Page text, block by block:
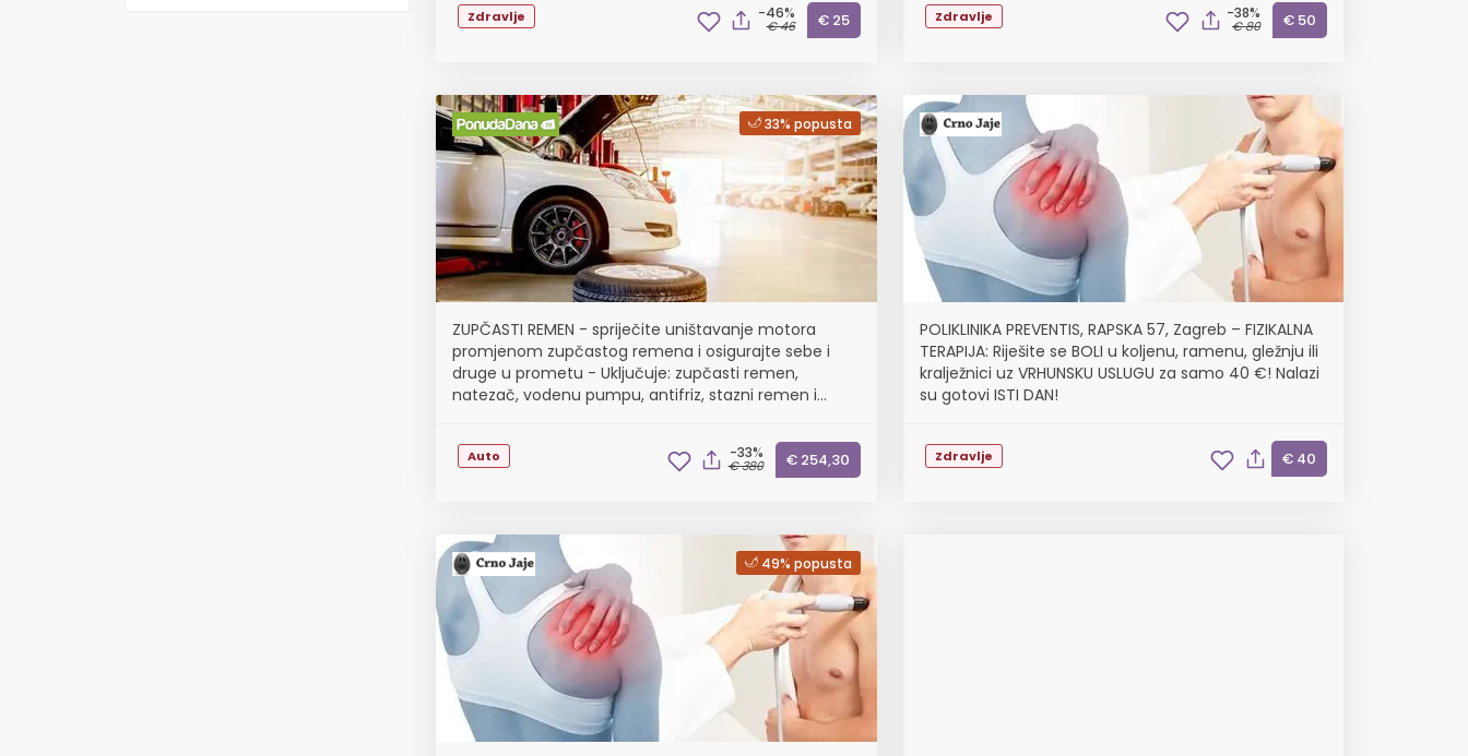
Zdravlje -46%
€ 46 € 25 Zdravlje -38%
€ 80 € 50
33% popusta
ZUPČASTI REMEN - spriječite uništavanje motora
promjenom zupčastog remena i osigurajte sebe i
druge u prometu - Uključuje: zupčasti remen,
natezač, vodenu pumpu, antifriz, stazni remen i
Auto -33%
€ 380 € 254,30
POLIKLINIKA PREVENTIS, RAPSKA 57, Zagreb – FIZIKALNA
TERAPIJA: Riješite se BOLI u koljenu, ramenu, gležnju ili
kralježnici uz VRHUNSKU USLUGU za samo 40 €! Nalazi
su gotovi ISTI DAN!
Zdravlje € 40
49% popusta